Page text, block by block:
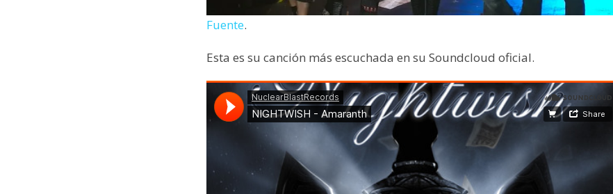
Fuente.
Esta es su canción más escuchada en su Soundcloud oficial.